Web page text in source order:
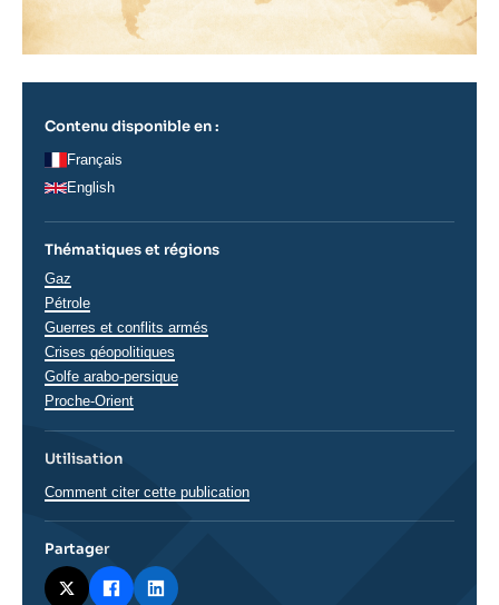
Contenu disponible en :
Français
English
Thématiques et régions
Thématiques
analyses
Gaz
Pétrole
Guerres et conflits armés
Crises géopolitiques
Régions
Golfe arabo-persique
Proche-Orient
Utilisation
Comment citer cette publication
Partager